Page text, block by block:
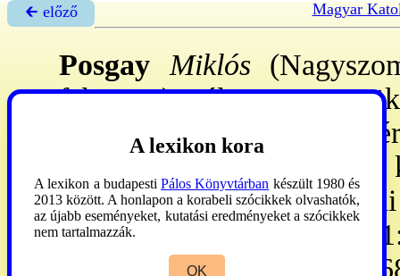
🡰 előző Magyar
Posgay Miklós
febr. 18.): választott
a CGH növ-e lett.
1644: komáromi főesp.
őrknk., 1646. IV. 22:
éneklőknk., 1666. VIII.
Utóda a szkópiai c-en
A lexikon kora
A lexikon a budapesti Pálos Könyvtárban készült 1980 és
2013 között. A honlapon a korabeli szócikkek olvashatók,
az újabb eseményeket, kutatási eredményeket a szócikkek
nem tartalmazzák.
OK